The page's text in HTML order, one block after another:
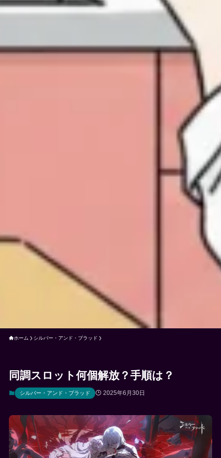
ホーム シルバー・アンド・ブラッド
同調スロット何個解放？手順は？
シルバー・アンド・ブラッド 2025年6月30日